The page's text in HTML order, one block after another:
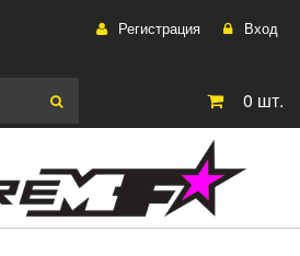
Регистрация Вход
0 шт.